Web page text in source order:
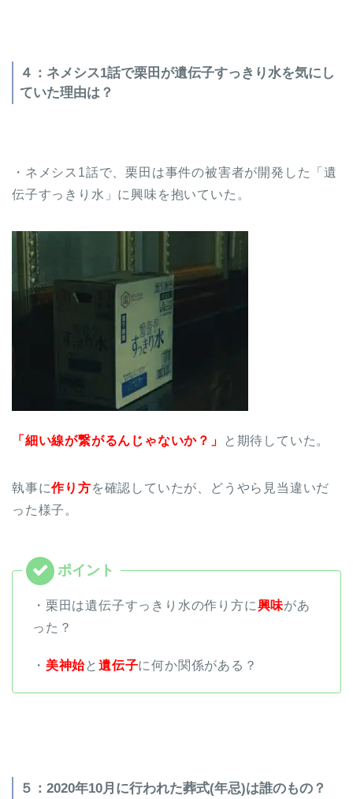
４：ネメシス1話で栗田が遺伝子すっきり水を気にし
ていた理由は？
・ネメシス1話で、栗田は事件の被害者が開発した「遺
伝子すっきり水」に興味を抱いていた。
「細い線が繋がるんじゃないか？」 と期待していた。
執事に作り方を確認していたが、どうやら見当違いだ
った様子。
・栗田は遺伝子すっきり水の作り方に興味があ
った？
・ 美神始と遺伝子に何か関係がある？
５：2020年10月に行われた葬式(年忌)は誰のもの？